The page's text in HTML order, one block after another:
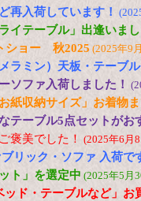
再入荷しています！
イテーブル」出逢いま
ショー 秋2025 (2025年9
ラミン）天板・テーブ
ソファ入荷しました！
紙収納サイズ」お着物
テーブル5点セットが
褒美でした！ (2025年6月
リック・ソファ 入荷で
ト」を選定中 (2025年5月
ッド・テーブルなど」お